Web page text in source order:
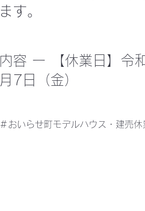
ます。
内容 ー 【休業日】令
月7日（金）
＃おいらせ町モデルハウス・建売